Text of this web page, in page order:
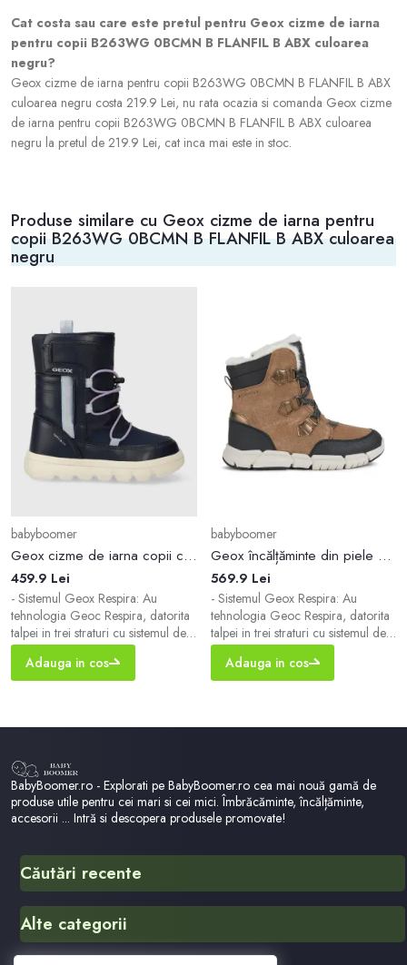
Cat costa sau care este pretul pentru Geox cizme de iarna
pentru copii B263WG 0BCMN B FLANFIL B ABX culoarea
negru?
Geox cizme de iarna pentru copii B263WG 0BCMN B FLANFIL B ABX
culoarea negru costa 219.9 Lei, nu rata ocazia si comanda Geox cizme
de iarna pentru copii B263WG 0BCMN B FLANFIL B ABX culoarea
negru la pretul de 219.9 Lei, cat inca mai este in stoc.
Produse similare cu Geox cizme de iarna pentru
copii B263WG 0BCMN B FLANFIL B ABX culoarea
negru
babyboomer
Geox cizme de iarna copii culoarea albastru marin
459.9 Lei
- Sistemul Geox Respira: Au
tehnologia Geoc Respira, datorita
talpei in trei straturi cu sistemul de
perforari care respira
imbunatateste ventilarea, si datorita
acesteia permite ingrijirea sanatii
protejeaza atat talpa exterioara, cat
Adauga in cos
babyboomer
Geox încălțăminte din piele pentru copii culoarea maro
569.9 Lei
- Sistemul Geox Respira: Au
tehnologia Geoc Respira, datorita
talpei in trei straturi cu sistemul de
perforari care respira
imbunatateste ventilarea, si datorita
acesteia permite ingrijirea sanatii
Adauga in cos
BabyBoomer.ro - Explorati pe BabyBoomer.ro cea mai nouă gamă de
produse utile pentru cei mari si cei mici. Îmbrăcăminte, încălțăminte,
accesorii ... Intră si descopera produsele promovate!
Căutări recente
Stella
Ujyo 39 Hmxmzkqjrccg
Jacheta Black Friday
Alte categorii